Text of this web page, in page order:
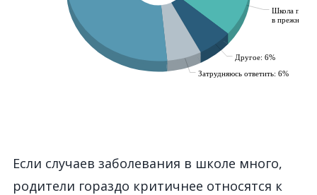
Если случаев заболевания в школе много,
родители гораздо критичнее относятся к